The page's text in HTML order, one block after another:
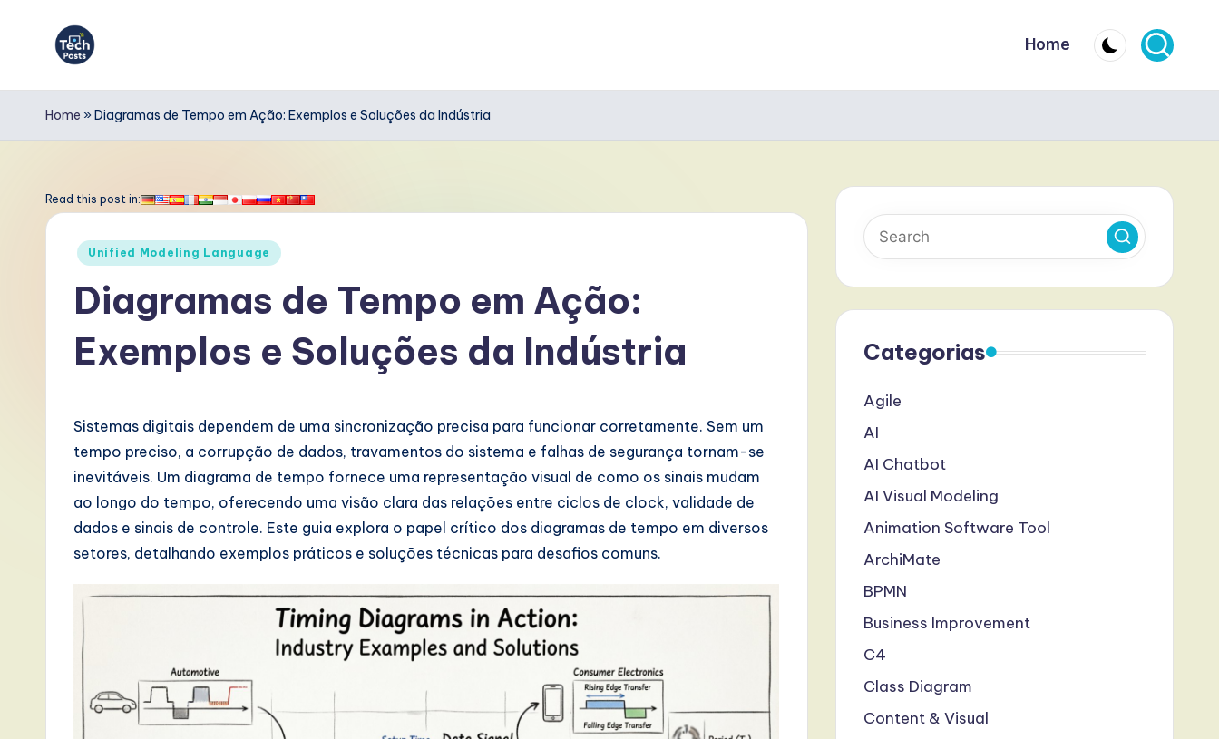
T
e
h
rt
Home
Home » Diagramas de Tempo em Ação: Exemplos e Soluções da Indústria
Read this post in:
Posted
Unified Modeling Language
Diagramas de Tempo em Ação:
Exemplos e Soluções da Indústria
Sistemas digitais dependem de uma sincronização precisa para funcionar corretamente. Sem um
tempo preciso, a corrupção de dados, travamentos do sistema e falhas de segurança tornam-se
inevitáveis. Um diagrama de tempo fornece uma representação visual de como os sinais mudam
ao longo do tempo, oferecendo uma visão clara das relações entre ciclos de clock, validade de
dados e sinais de controle. Este guia explora o papel crítico dos diagramas de tempo em diversos
setores, detalhando exemplos práticos e soluções técnicas para desafios comuns.
Categorias
Agile
AI
AI Chatbot
AI Visual Modeling
Animation Software Tool
ArchiMate
BPMN
Business Improvement
C4
Class Diagram
Content & Visual